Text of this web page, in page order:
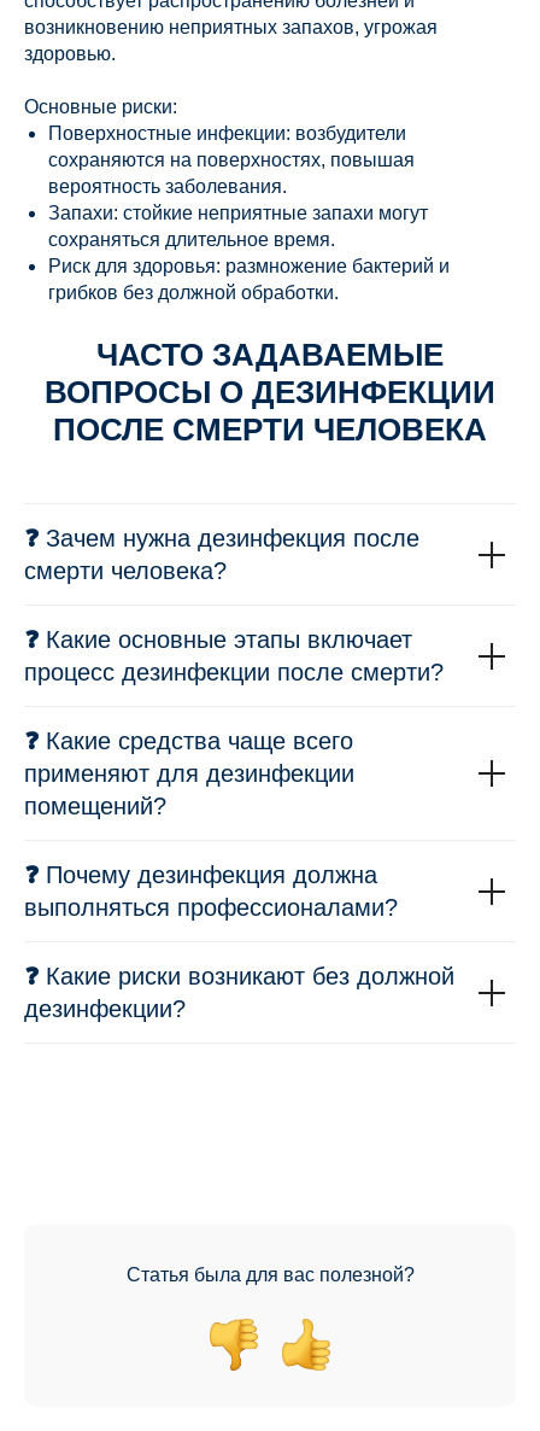
возникновению неприятных запахов, угрожая
здоровью.
Основные риски:
Поверхностные инфекции: возбудители
сохраняются на поверхностях, повышая
вероятность заболевания.
Запахи: стойкие неприятные запахи могут
сохраняться длительное время.
Риск для здоровья: размножение бактерий и
грибков без должной обработки.
ЧАСТО ЗАДАВАЕМЫЕ
ВОПРОСЫ О ДЕЗИНФЕКЦИИ
ПОСЛЕ СМЕРТИ ЧЕЛОВЕКА
❓ Зачем нужна дезинфекция после
смерти человека?
❓ Какие основные этапы включает
процесс дезинфекции после смерти?
❓ Какие средства чаще всего
применяют для дезинфекции
помещений?
❓ Почему дезинфекция должна
выполняться профессионалами?
❓ Какие риски возникают без должной
дезинфекции?
Статья была для вас полезной?